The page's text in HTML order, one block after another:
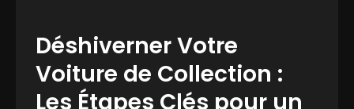
Déshiverner Votre
Voiture de Collection :
Les Étapes Clés pour un